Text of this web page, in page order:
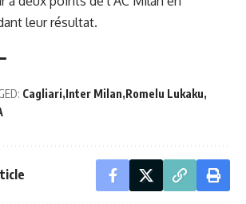
leur résultat.
Cagliari Inter Milan Romelu Lukaku